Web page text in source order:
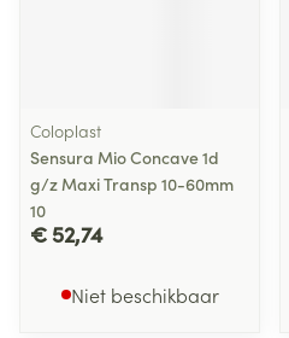
Coloplast
Sensura Mio Concave 1d
g/z Maxi Transp 10-60mm
10
€ 52,74
Niet beschikbaar